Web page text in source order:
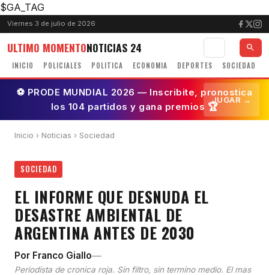
$GA_TAG
Viernes 3 de julio de 2026
ULTIMO MOMENTONOTICIAS 24
INICIO POLICIALES POLITICA ECONOMIA DEPORTES SOCIEDAD
⚽ PRODE MUNDIAL 2026 — Inscribite, pronostica
los 104 partidos y gana premios 🏆
JUGAR →
Inicio › Noticias › Sociedad
SOCIEDAD
EL INFORME QUE DESNUDA EL
DESASTRE AMBIENTAL DE
ARGENTINA ANTES DE 2030
Por Franco Giallo—
Periodista de cronica roja. Sin filtro, sin termino medio. El mas